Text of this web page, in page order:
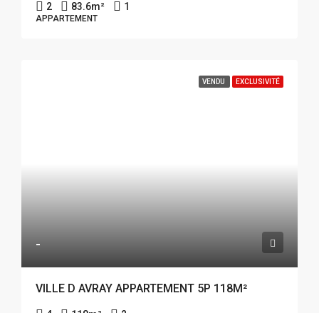
2 83.6m² 1
APPARTEMENT
VENDU EXCLUSIVITÉ
-
VILLE D AVRAY APPARTEMENT 5P 118M²